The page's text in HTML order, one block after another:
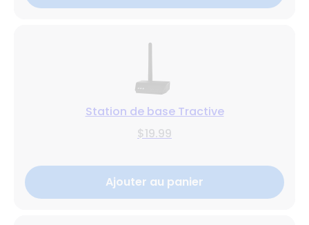
Station de base Tractive
$19.99
Ajouter au panier